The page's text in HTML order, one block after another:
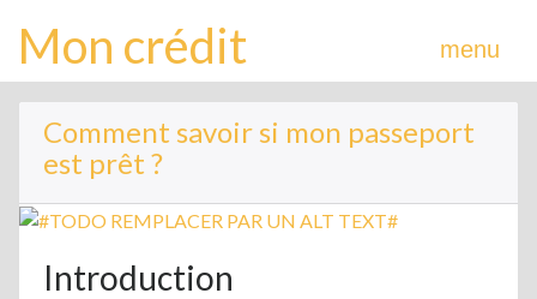
Mon crédit menu
Comment savoir si mon passeport
est prêt ?
Introduction